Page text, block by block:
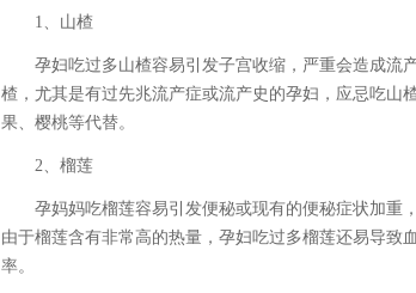
1、山楂
孕妇吃过多山楂容易引发子宫收缩，严重会造成流
楂，尤其是有过先兆流产症或流产史的孕妇，应忌吃山
果、樱桃等代替。
2、榴莲
孕妈妈吃榴莲容易引发便秘或现有的便秘症状加重
由于榴莲含有非常高的热量，孕妇吃过多榴莲还易导致
率。